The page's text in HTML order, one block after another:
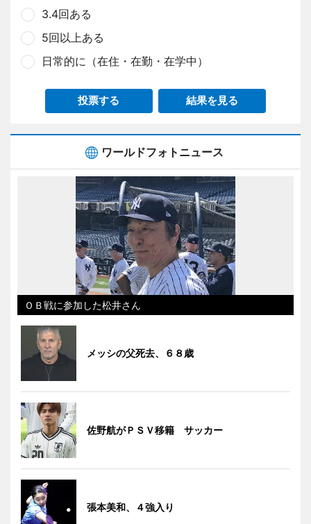
3.4回ある
5回以上ある
日常的に（在住・在勤・在学中）
投票する 結果を見る
ワールドフォトニュース
ＯＢ戦に参加した松井さん
メッシの父死去、６８歳
佐野航がＰＳＶ移籍 サッカー
張本美和、４強入り